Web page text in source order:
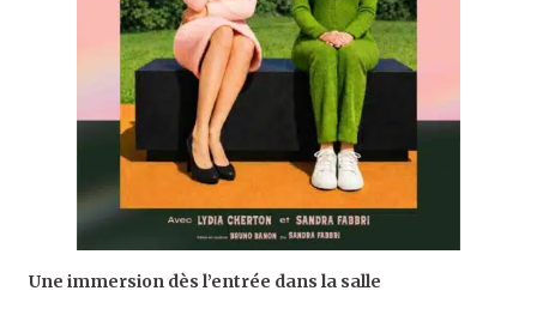
Une immersion dès l’entrée dans la salle